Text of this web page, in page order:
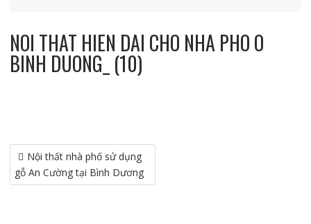
NOI THAT HIEN DAI CHO NHA PHO O
BINH DUONG_ (10)
Điều
hướng
bài
Nội thất nhà phố sử dụng
gỗ An Cường tại Bình Dương